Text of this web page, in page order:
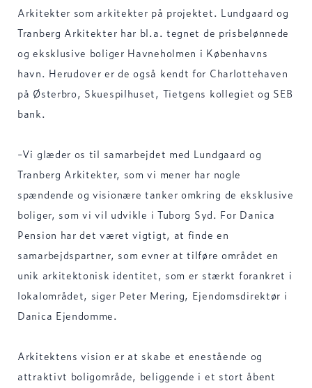
Arkitekter som arkitekter på projektet. Lundgaard og
Tranberg Arkitekter har bl.a. tegnet de prisbelønnede
og eksklusive boliger Havneholmen i Københavns
havn. Herudover er de også kendt for Charlottehaven
på Østerbro, Skuespilhuset, Tietgens kollegiet og SEB
bank.
-Vi glæder os til samarbejdet med Lundgaard og
Tranberg Arkitekter, som vi mener har nogle
spændende og visionære tanker omkring de eksklusive
boliger, som vi vil udvikle i Tuborg Syd. For Danica
Pension har det været vigtigt, at finde en
samarbejdspartner, som evner at tilføre området en
unik arkitektonisk identitet, som er stærkt forankret i
lokalområdet, siger Peter Mering, Ejendomsdirektør i
Danica Ejendomme.
Arkitektens vision er at skabe et enestående og
attraktivt boligområde, beliggende i et stort åbent